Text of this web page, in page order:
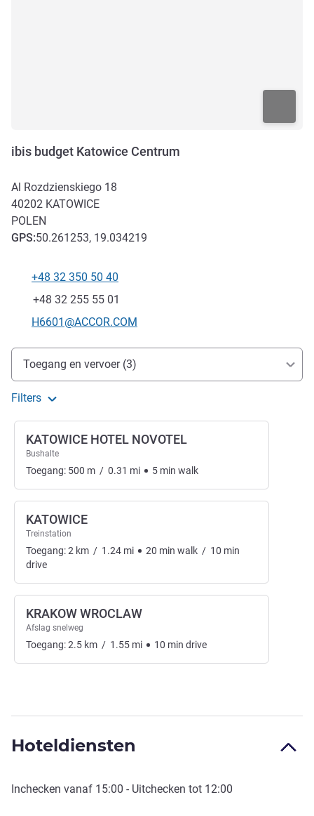
ibis budget Katowice Centrum
Al Rozdzienskiego 18
40202 KATOWICE
POLEN
GPS:50.261253, 19.034219
Telefoon
+48 32 350 50 40
Fax
+48 32 255 55 01
E-mailadres voor contact
H6601@ACCOR.COM
Toegang en transport
Toegang en vervoer (3)
Filters
KATOWICE HOTEL NOVOTEL
Bushalte
Toegang: 500 m / 0.31 mi 5 min walk
KATOWICE
Treinstation
Toegang:2 km / 1.24 mi 20 min walk / 10 min
drive
KRAKOW WROCLAW
Afslag snelweg
Toegang:2.5 km / 1.55 mi 10 min drive
Hoteldiensten
Inchecken vanaf 15:00 - Uitchecken tot 12:00